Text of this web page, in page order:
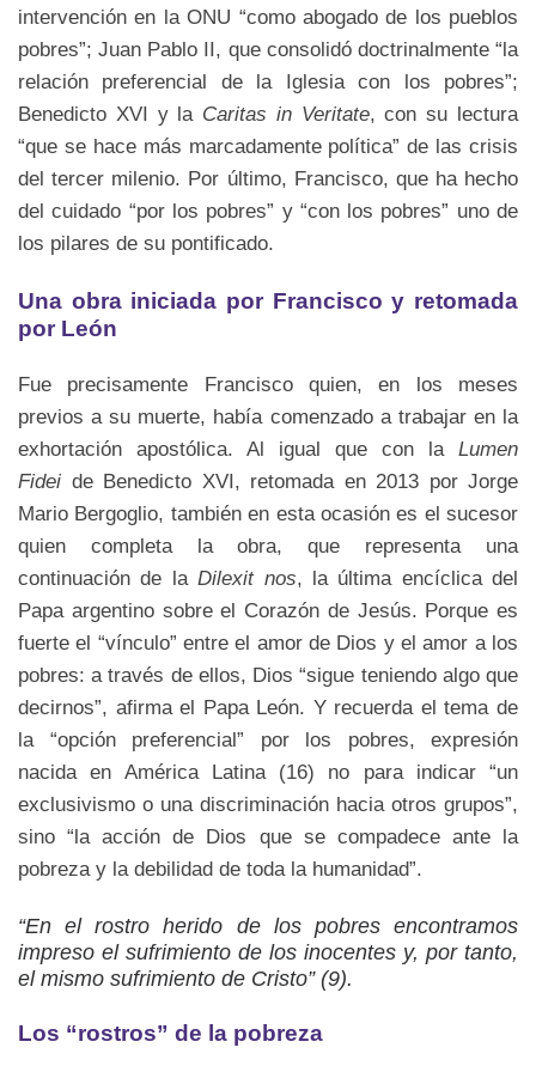
intervención en la ONU “como abogado de los pueblos
pobres”; Juan Pablo II, que consolidó doctrinalmente “la
relación preferencial de la Iglesia con los pobres”;
Benedicto XVI y la Caritas in Veritate, con su lectura
“que se hace más marcadamente política” de las crisis
del tercer milenio. Por último, Francisco, que ha hecho
del cuidado “por los pobres” y “con los pobres” uno de
los pilares de su pontificado.
Una obra iniciada por Francisco y retomada
por León
Fue precisamente Francisco quien, en los meses
previos a su muerte, había comenzado a trabajar en la
exhortación apostólica. Al igual que con la Lumen
Fidei de Benedicto XVI, retomada en 2013 por Jorge
Mario Bergoglio, también en esta ocasión es el sucesor
quien completa la obra, que representa una
continuación de laDilexit nos, la última encíclica del
Papa argentino sobre el Corazón de Jesús. Porque es
fuerte el “vínculo” entre el amor de Dios y el amor a los
pobres: a través de ellos, Dios “sigue teniendo algo que
decirnos”, afirma el Papa León. Y recuerda el tema de
la “opción preferencial” por los pobres, expresión
nacida en América Latina (16) no para indicar “un
exclusivismo o una discriminación hacia otros grupos”,
sino “la acción de Dios que se compadece ante la
pobreza y la debilidad de toda la humanidad”.
“En el rostro herido de los pobres encontramos
impreso el sufrimiento de los inocentes y, por tanto,
el mismo sufrimiento de Cristo” (9).
Los “rostros” de la pobreza